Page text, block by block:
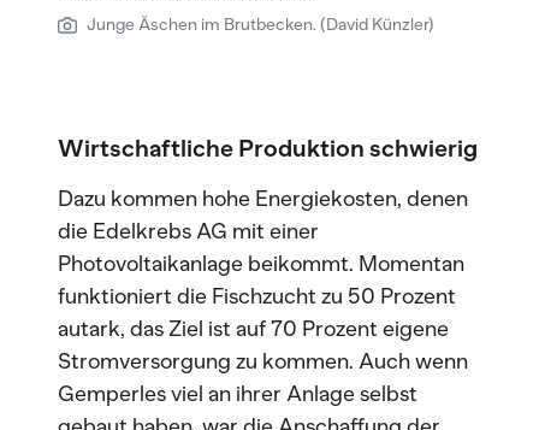
Junge Äschen im Brutbecken. (David Künzler)
Wirtschaftliche Produktion schwierig
Dazu kommen hohe Energiekosten, denen
die Edelkrebs AG mit einer
Photovoltaikanlage beikommt. Momentan
funktioniert die Fischzucht zu 50 Prozent
autark, das Ziel ist auf 70 Prozent eigene
Stromversorgung zu kommen. Auch wenn
Gemperles viel an ihrer Anlage selbst